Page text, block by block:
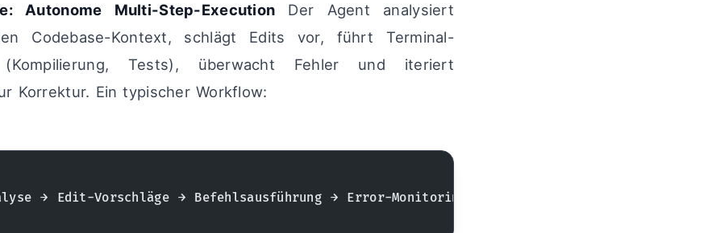
Autonome Multi-Step-Execution Der Agent analysiert
Codebase-Kontext, schlägt Edits vor, führt Terminal-
Tests), überwacht Fehler und iteriert
Korrektur. Ein typischer Workflow:
→ Edit-Vorschläge → Befehlsausführung → Error-Monitoring → Self-Healing